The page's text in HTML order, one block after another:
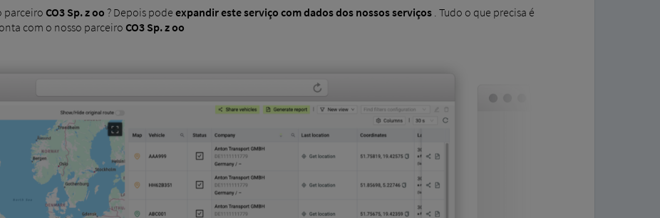
parceiro CO3 Sp. z oo ? Depois pode expandir este serviço com dados dos nossos serviços. Tudo o que precisa é
com o nosso parceiro CO3 Sp. z oo